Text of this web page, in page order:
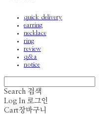
quick delivery
earring
necklace
ring
review
q&a
notice
Search 검색
Log In 로그인
Cart장바구니